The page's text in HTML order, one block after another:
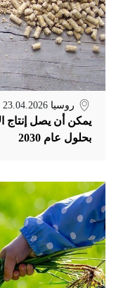
روسيا 23.04.2026
بحلول عام 2030